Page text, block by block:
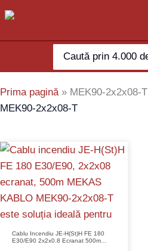
Skip
to
content
for:
Prima pagină» MEK90-2x2x08-T
MEK90-2x2x08-T
Cablu Incendiu JE-H(St)H FE 180
E30/E90 2x2x0.8 Ecranat 500m